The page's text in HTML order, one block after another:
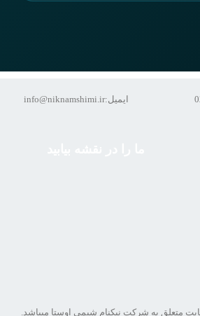
ایمیل:info@niknamshimi.ir
متعلق به شرکت نیکنام شیمی اوستا میباشد.